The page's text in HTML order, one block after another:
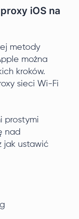
iOS na
metody
można
kroków.
sieci Wi-Fi
prostymi
nad
jak ustawić